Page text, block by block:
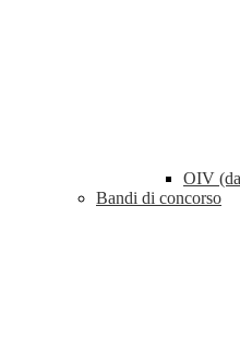
OIV
Bandi di concorso